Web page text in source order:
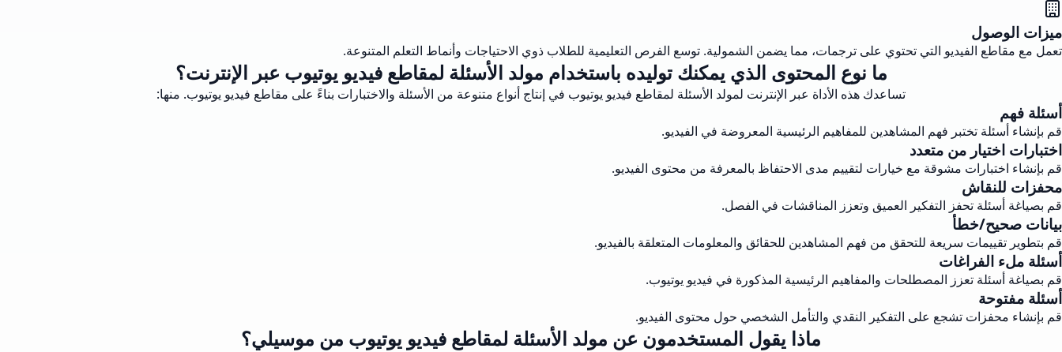
ميزات الوصول
تعمل مع مقاطع الفيديو التي تحتوي على ترجمات، مما يضمن الشمولية. توسع الفرص التعليمية للطلاب ذوي الاحتياجات وأنماط التعلم المتنوعة.
ما نوع المحتوى الذي يمكنك توليده باستخدام مولد الأسئلة لمقاطع فيديو يوتيوب عبر الإنترنت؟
تساعدك هذه الأداة عبر الإنترنت لمولد الأسئلة لمقاطع فيديو يوتيوب في إنتاج أنواع متنوعة من الأسئلة والاختبارات بناءً على مقاطع فيديو يوتيوب. منها:
أسئلة فهم
قم بإنشاء أسئلة تختبر فهم المشاهدين للمفاهيم الرئيسية المعروضة في الفيديو.
اختبارات اختيار من متعدد
قم بإنشاء اختبارات مشوقة مع خيارات لتقييم مدى الاحتفاظ بالمعرفة من محتوى الفيديو.
محفزات للنقاش
قم بصياغة أسئلة تحفز التفكير العميق وتعزز المناقشات في الفصل.
بيانات صحيح/خطأ
قم بتطوير تقييمات سريعة للتحقق من فهم المشاهدين للحقائق والمعلومات المتعلقة بالفيديو.
أسئلة ملء الفراغات
قم بصياغة أسئلة تعزز المصطلحات والمفاهيم الرئيسية المذكورة في فيديو يوتيوب.
أسئلة مفتوحة
قم بإنشاء محفزات تشجع على التفكير النقدي والتأمل الشخصي حول محتوى الفيديو.
ماذا يقول المستخدمون عن مولد الأسئلة لمقاطع فيديو يوتيوب من موسيلي؟